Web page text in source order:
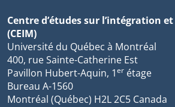
Centre d’études sur l’intégration
(CEIM)
Université du Québec à Montréal
400, rue Sainte-Catherine Est
Pavillon Hubert-Aquin, 1er étage
Bureau A-1560
Montréal (Québec) H2L 2C5 Canada